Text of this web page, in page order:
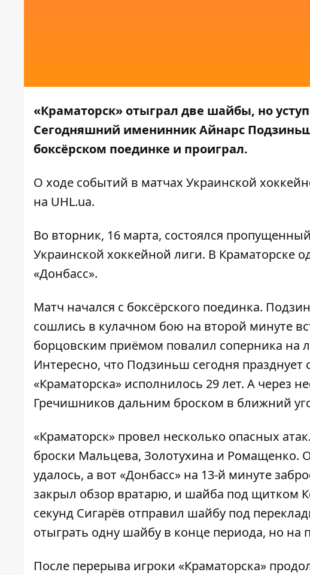
«Краматорск» отыграл две шайбы, но
Сегодняшний именинник Айнарс
боксёрском поединке и проиграл.
О ходе событий в матчах Украинской
на UHL.ua.
Во вторник, 16 марта, состоялся
Украинской хоккейной лиги. В
«Донбасс».
Матч начался с боксёрского поединка.
сошлись в кулачном бою на второй минуте
борцовским приёмом повалил соперника на
Интересно, что Подзиньш сегодня
«Краматорска» исполнилось 29 лет. А через
Гречишников дальним броском в ближний
«Краматорск» провел несколько опасных
броски Мальцева, Золотухина и Ромащенко.
удалось, а вот «Донбасс» на 13-й минуте
закрыл обзор вратарю, и шайба под щитком
секунд Сигарёв отправил шайбу под
отыграть одну шайбу в конце периода, но
После перерыва игроки «Краматорска»